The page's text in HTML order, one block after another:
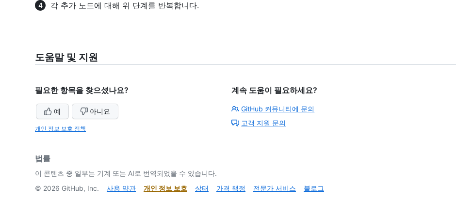
각 추가 노드에 대해 위 단계를 반복합니다.
도움말 및 지원
필요한 항목을 찾으셨나요?
예 아니요
개인 정보 보호 정책
계속 도움이 필요하세요?
GitHub 커뮤니티에 문의
고객 지원 문의
법률
이 콘텐츠 중 일부는 기계 또는 AI로 번역되었을 수 있습니다.
© 2026 GitHub, Inc. 사용 약관 개인 정보 보호 상태 가격 책정 전문가 서비스 블로그